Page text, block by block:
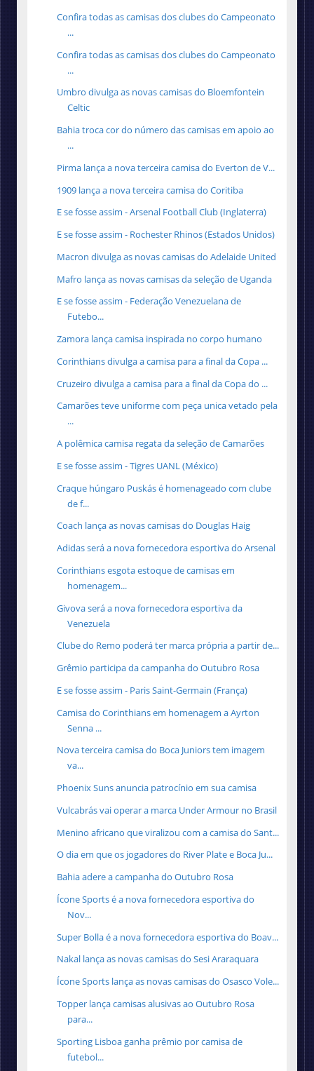
Confira todas as camisas dos clubes do Campeonato
...
Confira todas as camisas dos clubes do Campeonato
...
Umbro divulga as novas camisas do Bloemfontein
Celtic
Bahia troca cor do número das camisas em apoio ao
...
Pirma lança a nova terceira camisa do Everton de V...
1909 lança a nova terceira camisa do Coritiba
E se fosse assim - Arsenal Football Club (Inglaterra)
E se fosse assim - Rochester Rhinos (Estados Unidos)
Macron divulga as novas camisas do Adelaide United
Mafro lança as novas camisas da seleção de Uganda
E se fosse assim - Federação Venezuelana de
Futebo...
Zamora lança camisa inspirada no corpo humano
Corinthians divulga a camisa para a final da Copa ...
Cruzeiro divulga a camisa para a final da Copa do ...
Camarões teve uniforme com peça unica vetado pela
...
A polêmica camisa regata da seleção de Camarões
E se fosse assim - Tigres UANL (México)
Craque húngaro Puskás é homenageado com clube
de f...
Coach lança as novas camisas do Douglas Haig
Adidas será a nova fornecedora esportiva do Arsenal
Corinthians esgota estoque de camisas em
homenagem...
Givova será a nova fornecedora esportiva da
Venezuela
Clube do Remo poderá ter marca própria a partir de...
Grêmio participa da campanha do Outubro Rosa
E se fosse assim - Paris Saint-Germain (França)
Camisa do Corinthians em homenagem a Ayrton
Senna ...
Nova terceira camisa do Boca Juniors tem imagem
va...
Phoenix Suns anuncia patrocínio em sua camisa
Vulcabrás vai operar a marca Under Armour no Brasil
Menino africano que viralizou com a camisa do Sant...
O dia em que os jogadores do River Plate e Boca Ju...
Bahia adere a campanha do Outubro Rosa
Ícone Sports é a nova fornecedora esportiva do
Nov...
Super Bolla é a nova fornecedora esportiva do Boav...
Nakal lança as novas camisas do Sesi Araraquara
Ícone Sports lança as novas camisas do Osasco Vole...
Topper lança camisas alusivas ao Outubro Rosa
para...
Sporting Lisboa ganha prêmio por camisa de
futebol...